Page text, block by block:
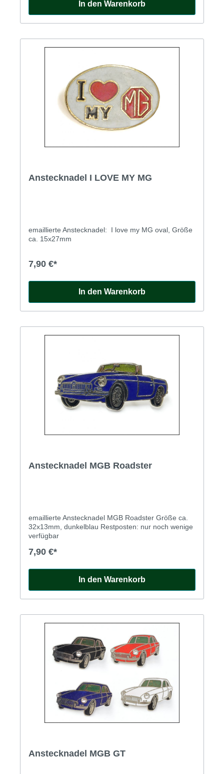
In den Warenkorb
Anstecknadel I LOVE MY MG
emaillierte Anstecknadel: I love my MG oval, Größe
ca. 15x27mm
7,90 €*
In den Warenkorb
Anstecknadel MGB Roadster
emaillierte Anstecknadel MGB Roadster Größe ca.
32x13mm, dunkelblau Restposten: nur noch wenige
verfügbar
7,90 €*
In den Warenkorb
Anstecknadel MGB GT